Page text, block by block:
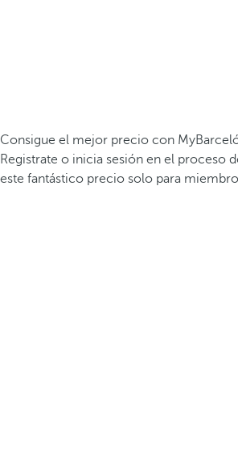
Consigue el mejor precio con
Registrate o inicia sesión en el proceso
este fantástico precio solo para